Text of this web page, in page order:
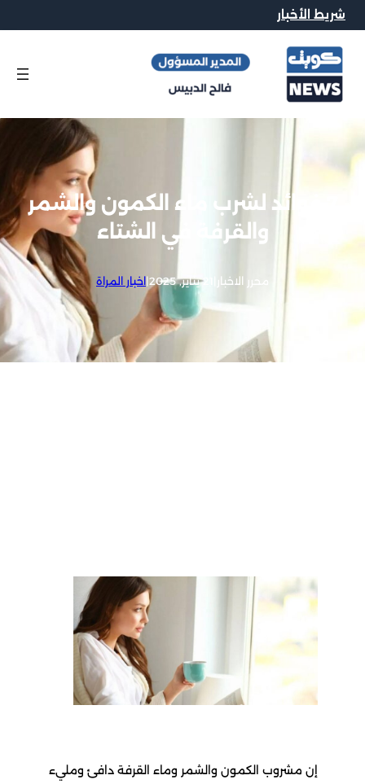
شريط الأخبار
7 فوائد لشرب ماء الكمون والشمر
والقرفة في الشتاء
محرر الاخبار 21 يناير, 2025 |اخبار المراة
إن مشروب الكمون والشمر وماء القرفة دافئ ومليء